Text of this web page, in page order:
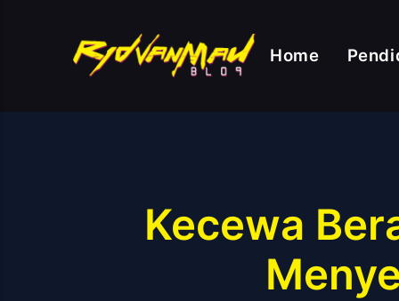
Home
Kecewa